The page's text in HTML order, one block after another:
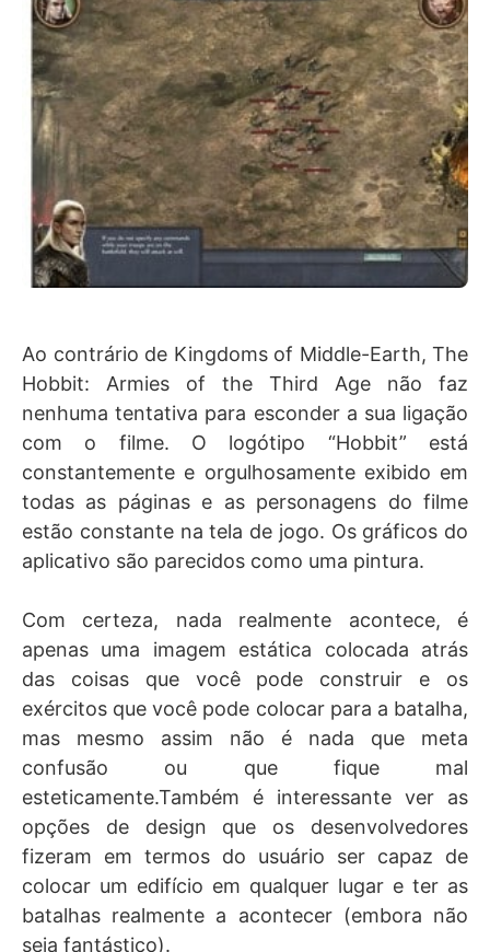
Ao contrário de Kingdoms of Middle-Earth, The
Hobbit: Armies of the Third Age não faz
nenhuma tentativa para esconder a sua ligação
com o filme. O logótipo “Hobbit” está
constantemente e orgulhosamente exibido em
todas as páginas e as personagens do filme
estão constante na tela de jogo. Os gráficos do
aplicativo são parecidos como uma pintura.
Com certeza, nada realmente acontece, é
apenas uma imagem estática colocada atrás
das coisas que você pode construir e os
exércitos que você pode colocar para a batalha,
mas mesmo assim não é nada que meta
confusão ou que fique mal
esteticamente.Também é interessante ver as
opções de design que os desenvolvedores
fizeram em termos do usuário ser capaz de
colocar um edifício em qualquer lugar e ter as
batalhas realmente a acontecer (embora não
seja fantástico).